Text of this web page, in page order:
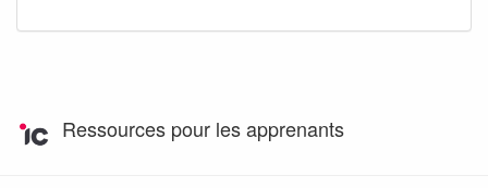
Ressources pour les apprenants